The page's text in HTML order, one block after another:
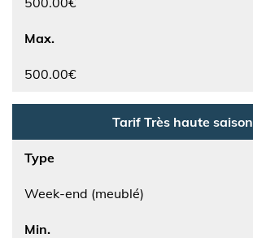
Max.
500.00€
Tarif Très haute saison
Type
Week-end (meublé)
Min.